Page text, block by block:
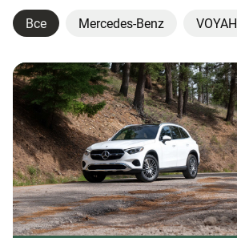
Все Mercedes-Benz VOYAH